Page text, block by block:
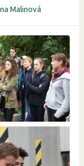
Malinová